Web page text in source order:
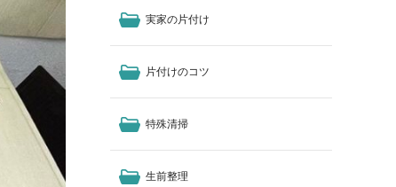
実家の片付け
片付けのコツ
特殊清掃
生前整理